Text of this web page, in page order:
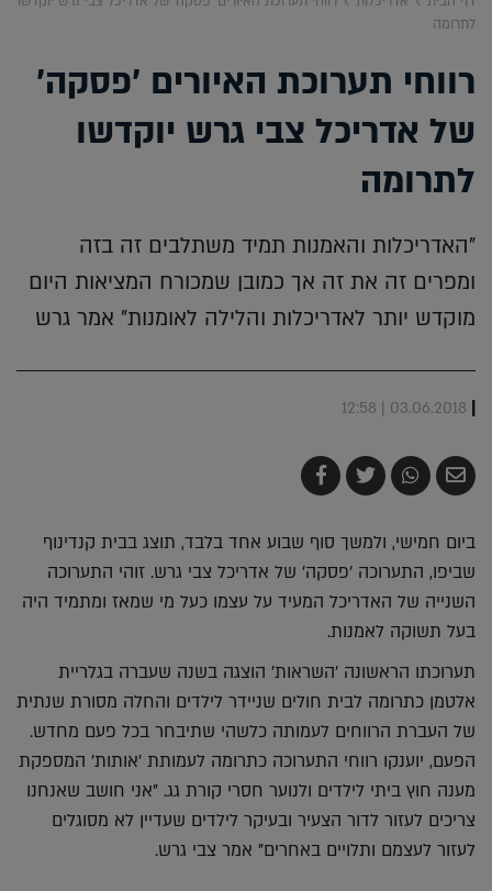
לתרומה
רווחי תערוכת האיורים 'פסקה'
של אדריכל צבי גרש יוקדשו
לתרומה
"האדריכלות והאמנות תמיד משתלבים זה בזה
ומפרים זה את זה אך כמובן שמכורח המציאות היום
מוקדש יותר לאדריכלות והלילה לאומנות" אמר גרש
|
03.06.2018 | 12:58
שלח
בדואר
שתף
ב-
צייץ
ב-
שתף
ב-
ביום חמישי, ולמשך סוף שבוע אחד בלבד, תוצג בבית קנדינוף
שביפו, התערוכה 'פסקה' של אדריכל צבי גרש. זוהי התערוכה
השנייה של האדריכל המעיד על עצמו כעל מי שמאז ומתמיד היה
בעל תשוקה לאמנות.
תערוכתו הראשונה 'השראות' הוצגה בשנה שעברה בגלריית
אלטמן כתרומה לבית חולים שניידר לילדים והחלה מסורת שנתית
של העברת הרווחים לעמותה כלשהי שתיבחר בכל פעם מחדש.
הפעם, יוענקו רווחי התערוכה כתרומה לעמותת 'אותות' המספקת
מענה חוץ ביתי לילדים ולנוער חסרי קורת גג. "אני חושב שאנחנו
צריכים לעזור לדור הצעיר ובעיקר לילדים שעדיין לא מסוגלים
לעזור לעצמם ותלויים באחרים" אמר צבי גרש.